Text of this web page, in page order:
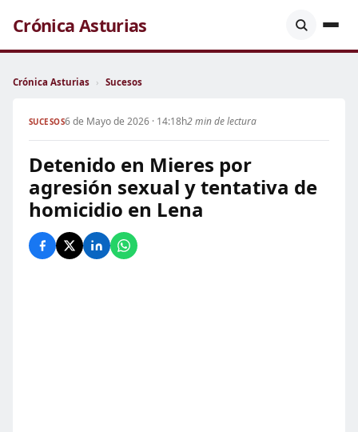
Crónica Asturias
Crónica Asturias › Sucesos
SUCESOS6 de Mayo de 2026 · 14:18h2 min de lectura
Detenido en Mieres por
agresión sexual y tentativa de
homicidio en Lena